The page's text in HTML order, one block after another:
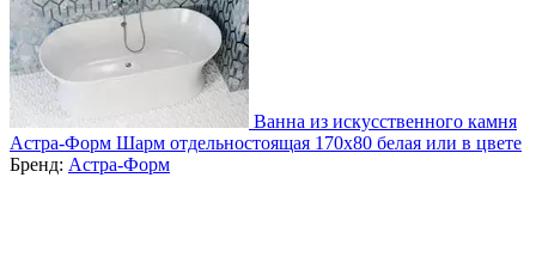
Ванна из искусственного камня
Астра-Форм Шарм отдельностоящая 170x80 белая или в цвете
Бренд: Астра-Форм